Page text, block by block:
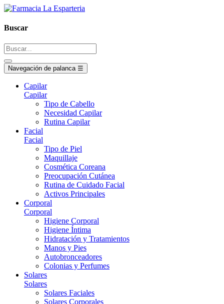
Buscar
Navegación de palanca ☰
Capilar
Capilar
Tipo de Cabello
Necesidad Capilar
Rutina Capilar
Facial
Facial
Tipo de Piel
Maquillaje
Cosmética Coreana
Preocupación Cutánea
Rutina de Cuidado Facial
Activos Principales
Corporal
Corporal
Higiene Corporal
Higiene Íntima
Hidratación y Tratamientos
Manos y Pies
Autobronceadores
Colonias y Perfumes
Solares
Solares
Solares Faciales
Solares Corporales